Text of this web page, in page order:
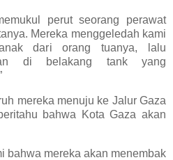
perut seorang perawat
Mereka menggeledah kami
dari orang tuanya, lalu
di belakang tank yang
mereka menuju ke Jalur Gaza
bahwa Kota Gaza akan
bahwa mereka akan menembak